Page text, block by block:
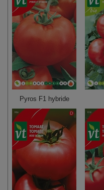
Pyros F1 hybride